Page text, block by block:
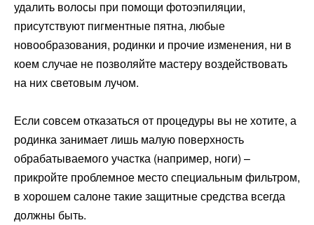
удалить волосы при помощи фотоэпиляции,
присутствуют пигментные пятна, любые
новообразования, родинки и прочие изменения, ни в
коем случае не позволяйте мастеру воздействовать
на них световым лучом.
Если совсем отказаться от процедуры вы не хотите, а
родинка занимает лишь малую поверхность
обрабатываемого участка (например, ноги) –
прикройте проблемное место специальным фильтром,
в хорошем салоне такие защитные средства всегда
должны быть.